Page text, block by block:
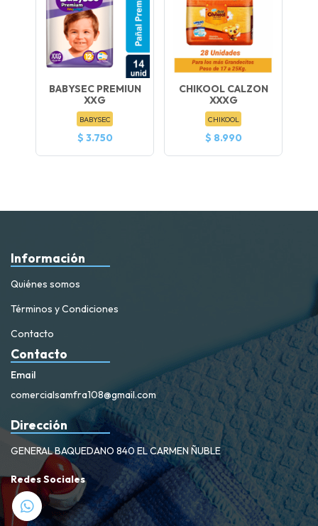
BABYSEC PREMIUN
XXG
BABYSEC
$ 3.750
CHIKOOL CALZON
XXXG
CHIKOOL
$ 8.990
Información
Quiénes somos
Términos y Condiciones
Contacto
Contacto
Email
comercialsamfra108@gmail.com
Dirección
GENERAL BAQUEDANO 840 EL CARMEN ÑUBLE
Redes Sociales